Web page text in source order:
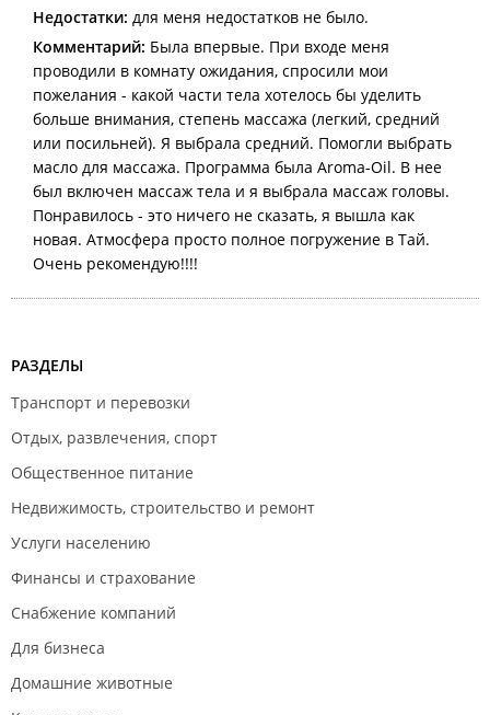
Недостатки: для меня недостатков не было.
Комментарий: Была впервые. При входе меня
проводили в комнату ожидания, спросили мои
пожелания - какой части тела хотелось бы уделить
больше внимания, степень массажа (легкий, средний
или посильней). Я выбрала средний. Помогли выбрать
масло для массажа. Программа была Aroma-Oil. В нее
был включен массаж тела и я выбрала массаж головы.
Понравилось - это ничего не сказать, я вышла как
новая. Атмосфера просто полное погружение в Тай.
Очень рекомендую!!!!
РАЗДЕЛЫ
Транспорт и перевозки
Отдых, развлечения, спорт
Общественное питание
Недвижимость, строительство и ремонт
Услуги населению
Финансы и страхование
Снабжение компаний
Для бизнеса
Домашние животные